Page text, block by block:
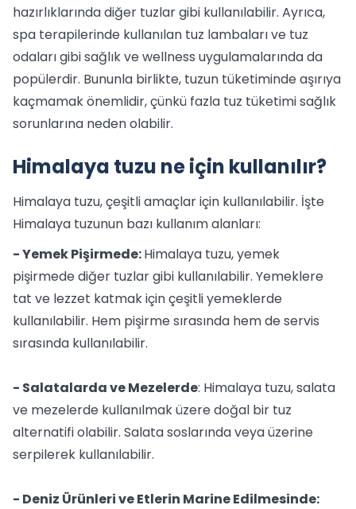
hazırlıklarında diğer tuzlar gibi kullanılabilir. Ayrıca,
spa terapilerinde kullanılan tuz lambaları ve tuz
odaları gibi sağlık ve wellness uygulamalarında da
popülerdir. Bununla birlikte, tuzun tüketiminde aşırıya
kaçmamak önemlidir, çünkü fazla tuz tüketimi sağlık
sorunlarına neden olabilir.
Himalaya tuzu ne için kullanılır?
Himalaya tuzu, çeşitli amaçlar için kullanılabilir. İşte
Himalaya tuzunun bazı kullanım alanları:
- Yemek Pişirmede:Himalaya tuzu, yemek
pişirmede diğer tuzlar gibi kullanılabilir. Yemeklere
tat ve lezzet katmak için çeşitli yemeklerde
kullanılabilir. Hem pişirme sırasında hem de servis
sırasında kullanılabilir.
- Salatalarda ve Mezelerde: Himalaya tuzu, salata
ve mezelerde kullanılmak üzere doğal bir tuz
alternatifi olabilir. Salata soslarında veya üzerine
serpilerek kullanılabilir.
- Deniz Ürünleri ve Etlerin Marine Edilmesinde: